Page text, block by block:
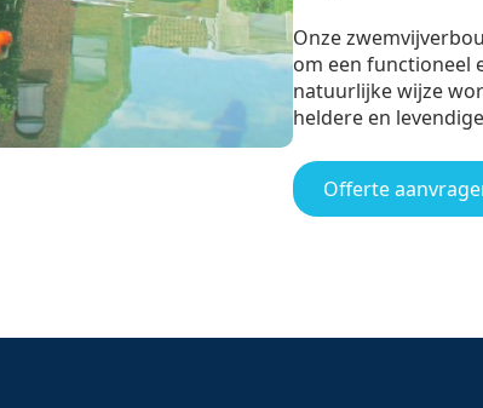
Onze
om een functioneel
natuurlijke wijze
heldere en
Offerte